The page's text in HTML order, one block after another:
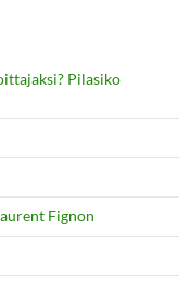
Pilasiko
Fignon